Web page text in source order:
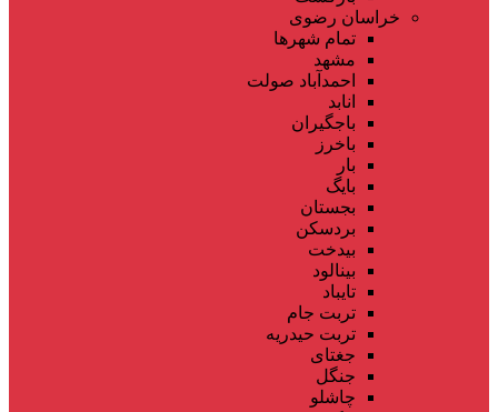
خراسان رضوی
تمام شهر‌ها
مشهد
احمدآباد صولت
انابد
باجگیران
باخرز
بار
بایگ
بجستان
بردسکن
بیدخت
بینالود
تایباد
تربت جام
تربت حیدریه
جغتای
جنگل
چاشلو